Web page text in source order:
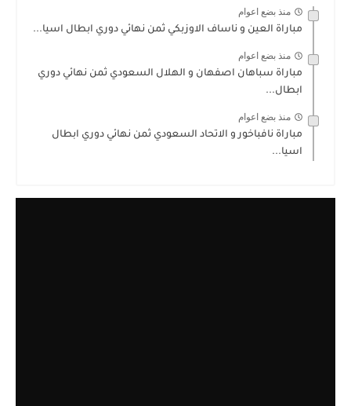
منذ بضع اعوام
مباراة العين و ناساف الاوزبكي ثمن نهائي دوري ابطال اسيا...
منذ بضع اعوام
مباراة سباهان اصفهان و الهلال السعودي ثمن نهائي دوري
ابطال...
منذ بضع اعوام
مباراة نافباخور و الاتحاد السعودي ثمن نهائي دوري ابطال
اسيا...